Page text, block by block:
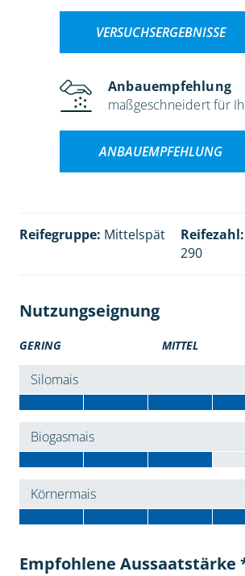
VERSUCHSERGEBNISSE
Anbauempfehlung
maßgeschneidert für
ANBAUEMPFEHLUNG
Reifegruppe: Mittelspät Reifezahl:
290
Nutzungseignung
GERING MITTEL
Silomais
Biogasmais
Körnermais
Empfohlene Aussaatstärke